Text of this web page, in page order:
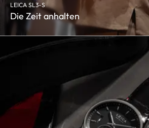
LEICA SL3-S
Die Zeit anhalten